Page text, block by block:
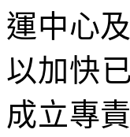
運中心
以加快
成立專